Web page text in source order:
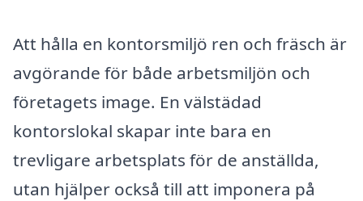
Att hålla en kontorsmiljö ren och fräsch är
avgörande för både arbetsmiljön och
företagets image. En välstädad
kontorslokal skapar inte bara en
trevligare arbetsplats för de anställda,
utan hjälper också till att imponera på